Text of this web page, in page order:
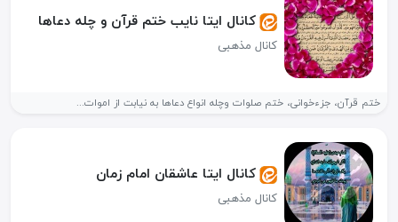
کانال ایتا نایب ختم قرآن و چله دعاها
کانال مذهبی
ختم قرآن، جزءخوانی، ختم صلوات وچله انواع دعاها به نیابت از اموات...
کانال ایتا عاشقان امام زمان
کانال مذهبی